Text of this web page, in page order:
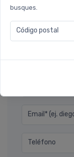
busques.
Código postal
klorane.
Déjanos
Email* (ej.
Teléfono